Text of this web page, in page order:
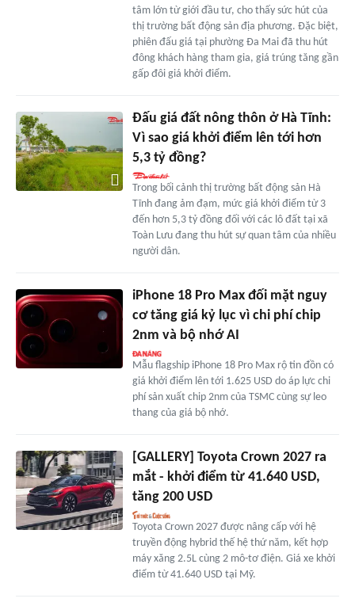
tâm lớn từ giới đầu tư, cho thấy sức hút của
thị trường bất động sản địa phương. Đặc biệt,
phiên đấu giá tại phường Đa Mai đã thu hút
đông khách hàng tham gia, giá trúng tăng gần
gấp đôi giá khởi điểm.
Đấu giá đất nông thôn ở Hà Tĩnh:
Vì sao giá khởi điểm lên tới hơn
5,3 tỷ đồng?
Trong bối cảnh thị trường bất động sản Hà
Tĩnh đang ảm đạm, mức giá khởi điểm từ 3
đến hơn 5,3 tỷ đồng đối với các lô đất tại xã
Toàn Lưu đang thu hút sự quan tâm của nhiều
người dân.
iPhone 18 Pro Max đối mặt nguy
cơ tăng giá kỷ lục vì chi phí chip
2nm và bộ nhớ AI
Mẫu flagship iPhone 18 Pro Max rộ tin đồn có
giá khởi điểm lên tới 1.625 USD do áp lực chi
phí sản xuất chip 2nm của TSMC cùng sự leo
thang của giá bộ nhớ.
[GALLERY] Toyota Crown 2027 ra
mắt - khởi điểm từ 41.640 USD,
tăng 200 USD
Toyota Crown 2027 được nâng cấp với hệ
truyền động hybrid thế hệ thứ năm, kết hợp
máy xăng 2.5L cùng 2 mô-tơ điện. Giá xe khởi
điểm từ 41.640 USD tại Mỹ.